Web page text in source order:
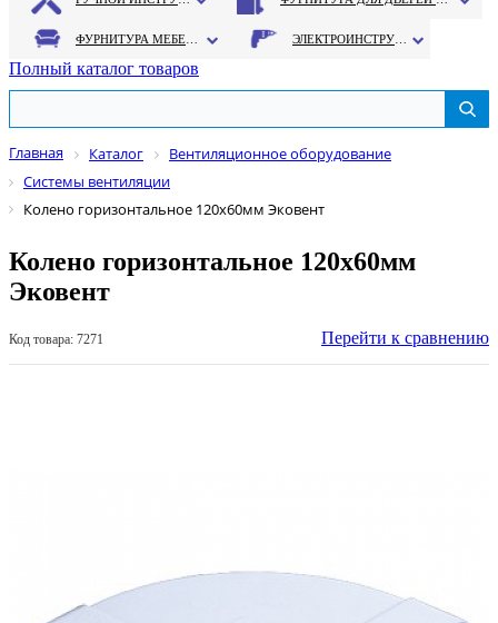
Полный каталог товаров
Главная Каталог
Вентиляционное оборудование
Системы вентиляции
Колено горизонтальное 120х60мм Эковент
Колено горизонтальное 120х60мм
Эковент
Код товара: 7271 Перейти к сравнению